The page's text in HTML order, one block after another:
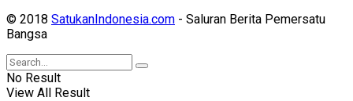
© 2018 SatukanIndonesia.com - Saluran Berita Pemersatu
Bangsa
No Result
View All Result